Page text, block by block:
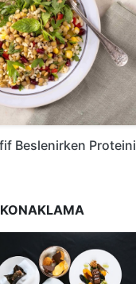
Beslenirken Proteini